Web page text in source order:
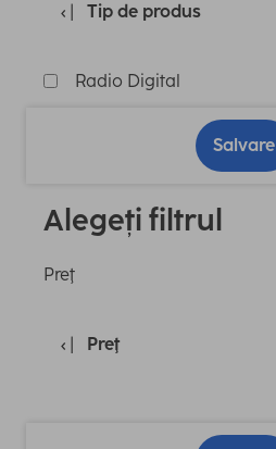
Tip de produs
Radio Digital
Salvare
Alegeți filtrul
Preţ
Preţ